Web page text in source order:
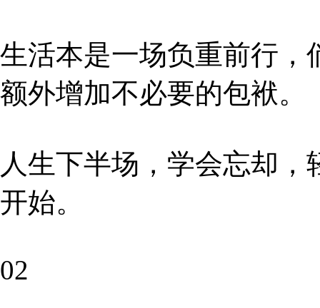
生活本是一场负重前行，
额外增加不必要的包袱。
人生下半场，学会忘却
开始。
02